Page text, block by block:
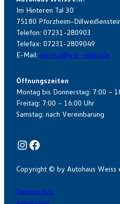
Im Hinteren Tal 30
75180 Pforzheim-
Telefon: 07231-280903
Telefax: 07231-2809049
E-Mail: service@vw-weiss.de
Öffnungszeiten
Montag bis Donnerstag: 7:00 –
Freitag: 7:00 – 16:00 Uhr
Samstag: nach Vereinbarung
Instagram Facebook
Copyright © by Autohaus Weiss
Datenschutz